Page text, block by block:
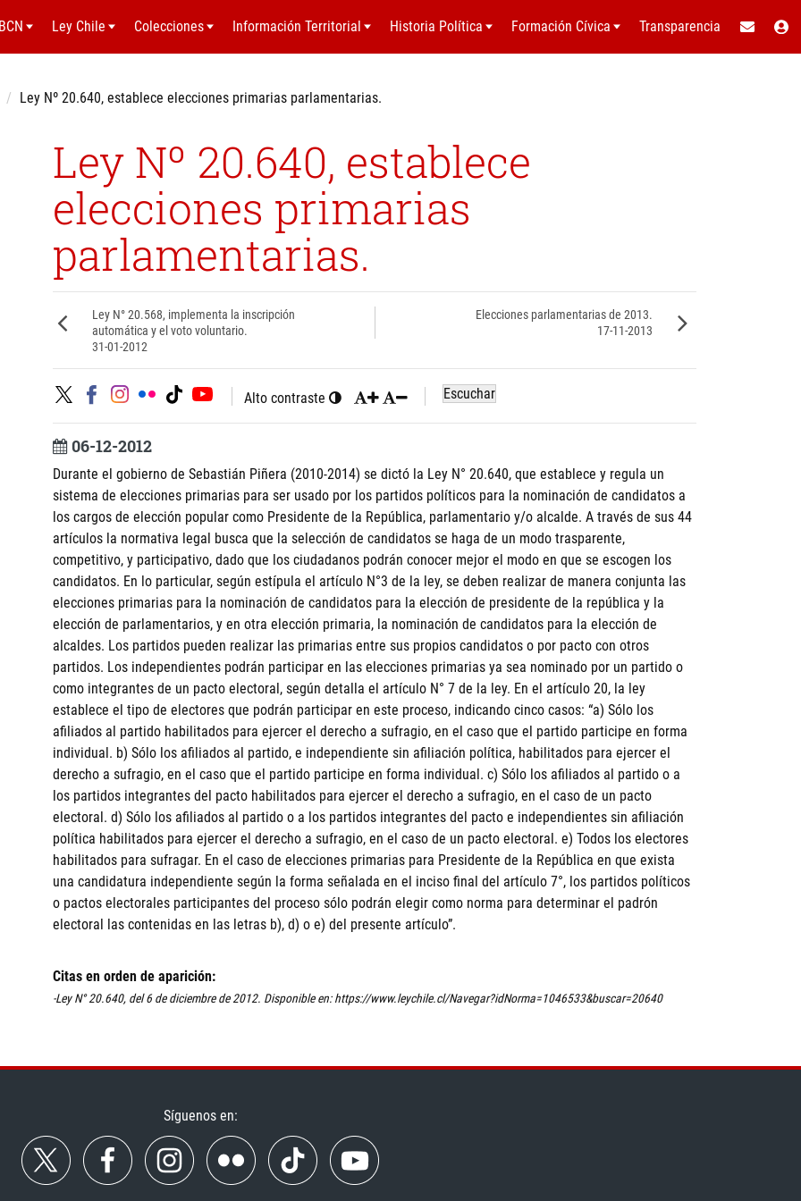
BCN Ley Chile Colecciones Información Territorial Historia Política Formación Cívica Transparencia
Ley Nº 20.640, establece elecciones primarias parlamentarias.
Ley Nº 20.640, establece
elecciones primarias
parlamentarias.
Ley N° 20.568, implementa la inscripción
automática y el voto voluntario.
31-01-2012
Elecciones parlamentarias de 2013.
17-11-2013
Alto contraste Escuchar
06-12-2012
Durante el gobierno de Sebastián Piñera (2010-2014) se dictó la Ley N° 20.640, que establece y regula un
sistema de elecciones primarias para ser usado por los partidos políticos para la nominación de candidatos a
los cargos de elección popular como Presidente de la República, parlamentario y/o alcalde. A través de sus 44
artículos la normativa legal busca que la selección de candidatos se haga de un modo trasparente,
competitivo, y participativo, dado que los ciudadanos podrán conocer mejor el modo en que se escogen los
candidatos. En lo particular, según estípula el artículo N°3 de la ley, se deben realizar de manera conjunta las
elecciones primarias para la nominación de candidatos para la elección de presidente de la república y la
elección de parlamentarios, y en otra elección primaria, la nominación de candidatos para la elección de
alcaldes. Los partidos pueden realizar las primarias entre sus propios candidatos o por pacto con otros
partidos. Los independientes podrán participar en las elecciones primarias ya sea nominado por un partido o
como integrantes de un pacto electoral, según detalla el artículo N° 7 de la ley. En el artículo 20, la ley
establece el tipo de electores que podrán participar en este proceso, indicando cinco casos: “a) Sólo los
afiliados al partido habilitados para ejercer el derecho a sufragio, en el caso que el partido participe en forma
individual. b) Sólo los afiliados al partido, e independiente sin afiliación política, habilitados para ejercer el
derecho a sufragio, en el caso que el partido participe en forma individual. c) Sólo los afiliados al partido o a
los partidos integrantes del pacto habilitados para ejercer el derecho a sufragio, en el caso de un pacto
electoral. d) Sólo los afiliados al partido o a los partidos integrantes del pacto e independientes sin afiliación
política habilitados para ejercer el derecho a sufragio, en el caso de un pacto electoral. e) Todos los electores
habilitados para sufragar. En el caso de elecciones primarias para Presidente de la República en que exista
una candidatura independiente según la forma señalada en el inciso final del artículo 7°, los partidos políticos
o pactos electorales participantes del proceso sólo podrán elegir como norma para determinar el padrón
electoral las contenidas en las letras b), d) o e) del presente artículo”.
Citas en orden de aparición:
-Ley N° 20.640, del 6 de diciembre de 2012. Disponible en: https://www.leychile.cl/Navegar?idNorma=1046533&buscar=20640
Síguenos en: